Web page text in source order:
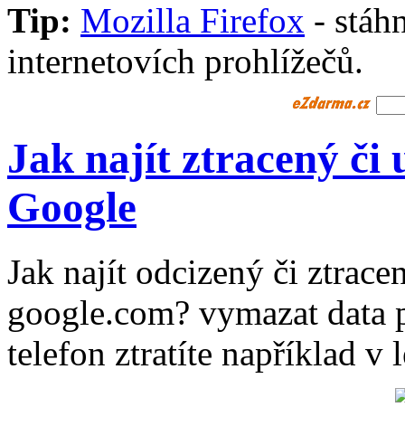
Tip: Mozilla Firefox -
internetovích prohlížečů.
Jak najít ztracený či
Google
Jak najít odcizený či
google.com? vymazat
telefon ztratíte například v